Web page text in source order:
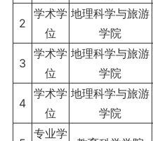
2
学术学
位
地理科学与旅游
学院
3
学术学
位
地理科学与旅游
学院
4
学术学
位
地理科学与旅游
学院
专业学